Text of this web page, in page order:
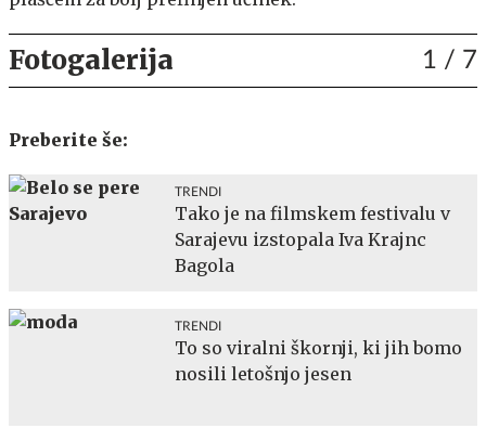
Fotogalerija 1 / 7
Preberite še:
TRENDI
Tako je na filmskem festivalu v
Sarajevu izstopala Iva Krajnc
Bagola
TRENDI
To so viralni škornji, ki jih bomo
nosili letošnjo jesen